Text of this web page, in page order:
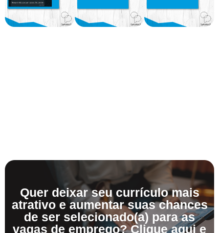
Quer deixar seu currículo mais
atrativo e aumentar suas chances
de ser selecionado(a) para as
vagas de emprego? Clique aqui e